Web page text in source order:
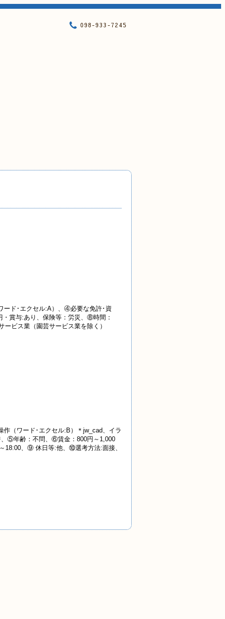
098-933-7245
ド･エクセル:A）、④必要な免許･資
賞与:あり、保険等：労災、⑧時間：
ビス業（園芸サービス業を除く）
（ワード･エクセル:B）＊jw_cad、イラ
⑤年齢：不問、⑥賃金：800円～1,000
18:00、⑨ 休日等:他、⑩選考方法:面接、